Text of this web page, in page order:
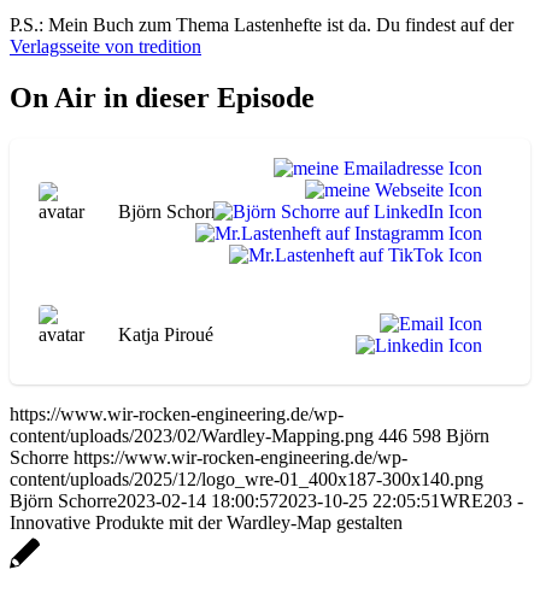
P.S.: Mein Buch zum Thema Lastenhefte ist da. Du findest auf der
Verlagsseite von tredition
On Air in dieser Episode
Björn Schorre
Katja Piroué
https://www.wir-rocken-engineering.de/wp-
content/uploads/2023/02/Wardley-Mapping.png 446 598 Björn
Schorre https://www.wir-rocken-engineering.de/wp-
content/uploads/2025/12/logo_wre-01_400x187-300x140.png
Björn Schorre2023-02-14 18:00:572023-10-25 22:05:51WRE203 -
Innovative Produkte mit der Wardley-Map gestalten